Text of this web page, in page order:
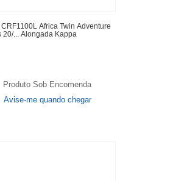
Africa Twin Adventure
20/... Alongada Kappa
Produto Sob Encomenda
Avise-me quando chegar